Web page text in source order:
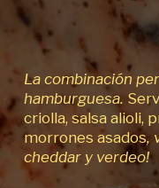
La combinación
hamburguesa.
criolla, salsa alioli,
morrones asados,
cheddar y verdeo!